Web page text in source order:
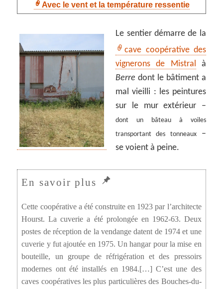
Avec le vent et la température ressentie
Le sentier démarre de la
cave coopérative des
vignerons de Mistral à
Berre dont le bâtiment a
mal vieilli : les peintures
sur le mur extérieur –
dont un bâteau à voiles
transportant des tonneaux–
se voient à peine.
Cette coopérative a été construite en 1923 par l’architecte
Hourst. La cuverie a été prolongée en 1962-63. Deux
postes de réception de la vendange datent de 1974 et une
cuverie y fut ajoutée en 1975. Un hangar pour la mise en
bouteille, un groupe de réfrigération et des pressoirs
modernes ont été installés en 1984.[…] C’est une des
caves coopératives les plus particulières des Bouches-du-